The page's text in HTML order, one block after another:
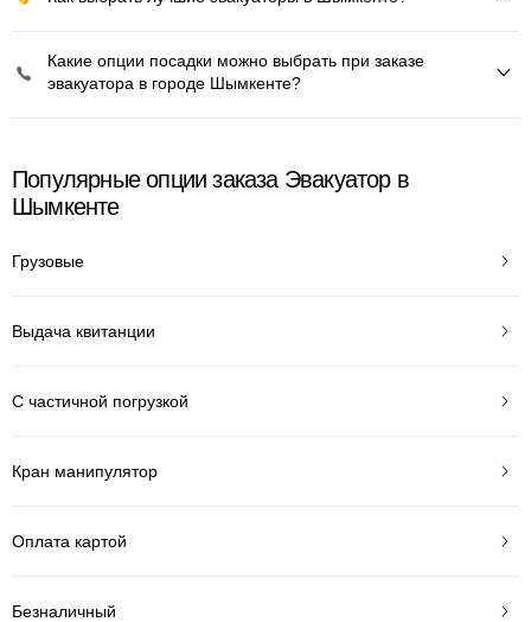
Какие опции посадки можно выбрать при заказе
эвакуатора в городе Шымкенте?
Популярные опции заказа Эвакуатор в
Шымкенте
Грузовые
Выдача квитанции
С частичной погрузкой
Кран манипулятор
Оплата картой
Безналичный